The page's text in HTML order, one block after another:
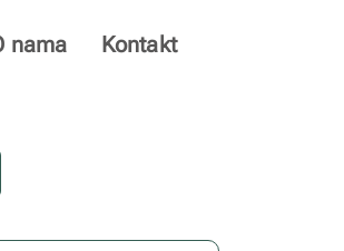
nama Kontakt